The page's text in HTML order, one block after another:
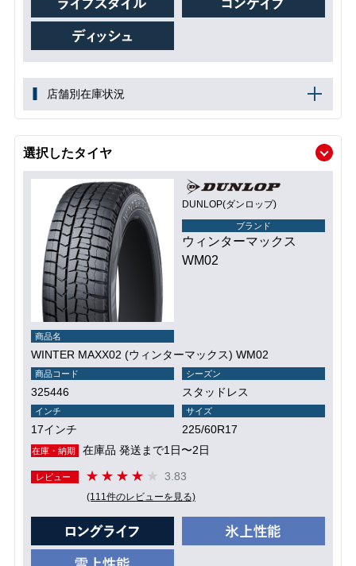
店舗別在庫状況
選択したタイヤ
DUNLOP(ダンロップ)
ブランド
ウィンターマックス
WM02
商品名
WINTER MAXX02 (ウィンターマックス) WM02
商品コード
325446
シーズン
スタッドレス
インチ
17インチ
サイズ
225/60R17
在庫・納期 在庫品 発送まで1日〜2日
レビュー 3.83
(111件のレビューを見る)